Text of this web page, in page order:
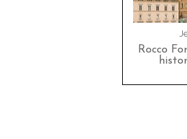
Rocco